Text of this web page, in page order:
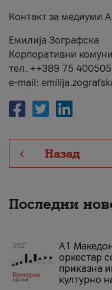
Контакт за медиуми
Емилија Зографска
Корпоративни
тел. ++389 75 400505
e-mail:
Назад
Последни
А1
оркестар
приказна
културно